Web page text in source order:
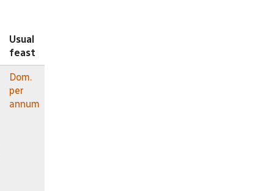
Usual
feast
Dom.
per
annum